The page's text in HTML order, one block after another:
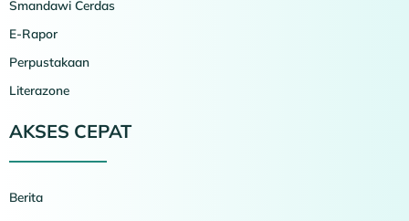
Smandawi Cerdas
E-Rapor
Perpustakaan
Literazone
AKSES CEPAT
Berita